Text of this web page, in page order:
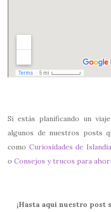
Si estás planificando un
algunos de nuestros posts
como Curiosidades de
o Consejos y trucos para
¡Hasta aquí nuestro post